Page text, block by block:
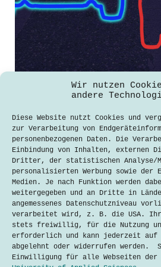
Wir nutzen
andere
Diese Website nutzt Cookies und
zur Verarbeitung von
personenbezogenen Daten. Die
Einbindung von Inhalten, externen
Dritter, der statistischen Analyse/
personalisierten Werbung sowie der
Medien. Je nach Funktion werden
weitergegeben und an Dritte in
angemessenes Datenschutzniveau
verarbeitet wird, z. B. die USA.
stets freiwillig, für die Nutzung
erforderlich und kann jederzeit auf
abgelehnt oder widerrufen
Einwilligung für alle Webseiten der
Brennstoffzellen statt
Nicolas Stahlberg
11. Dezember 2019
Im Jahr 2020 sollen
elektrische Autos auf
Straßen unterwegs sein,
batteriebetrieben. Für
müssen hohe Summen in
Ladepunkten und in das
fließen. Dabei ist noch
ob die Zukunft…
LesenBrennstoffzellen